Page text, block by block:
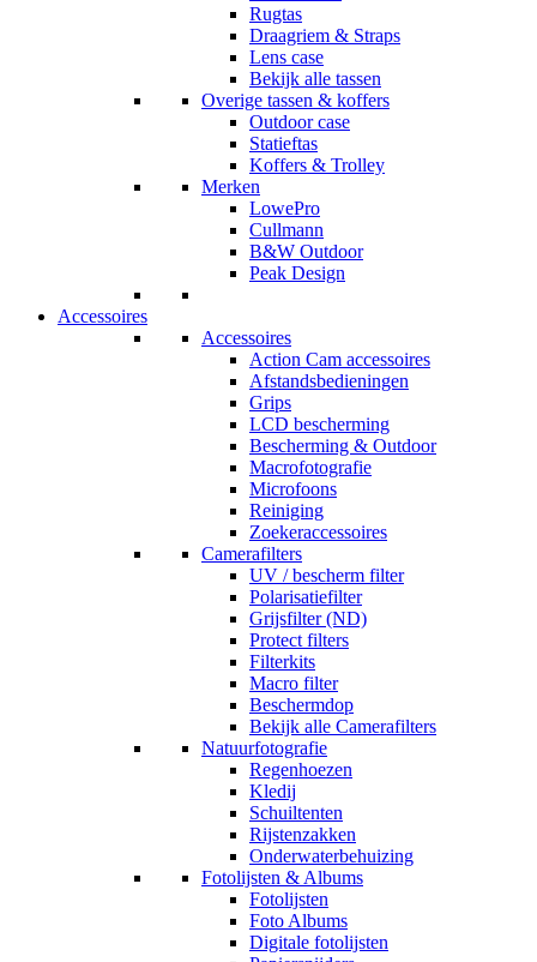
Rugtas
Draagriem & Straps
Lens case
Bekijk alle tassen
Overige tassen & koffers
Outdoor case
Statieftas
Koffers & Trolley
Merken
LowePro
Cullmann
B&W Outdoor
Peak Design
Accessoires
Accessoires
Action Cam accessoires
Afstandsbedieningen
Grips
LCD bescherming
Bescherming & Outdoor
Macrofotografie
Microfoons
Reiniging
Zoekeraccessoires
Camerafilters
UV / bescherm filter
Polarisatiefilter
Grijsfilter (ND)
Protect filters
Filterkits
Macro filter
Beschermdop
Bekijk alle Camerafilters
Natuurfotografie
Regenhoezen
Kledij
Schuiltenten
Rijstenzakken
Onderwaterbehuizing
Fotolijsten & Albums
Fotolijsten
Foto Albums
Digitale fotolijsten